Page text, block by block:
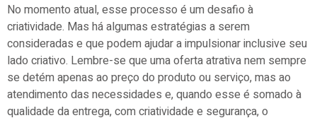
No momento atual, esse processo é um desafio à
criatividade. Mas há algumas estratégias a serem
consideradas e que podem ajudar a impulsionar inclusive seu
lado criativo. Lembre-se que uma oferta atrativa nem sempre
se detém apenas ao preço do produto ou serviço, mas ao
atendimento das necessidades e, quando esse é somado à
qualidade da entrega, com criatividade e segurança, o